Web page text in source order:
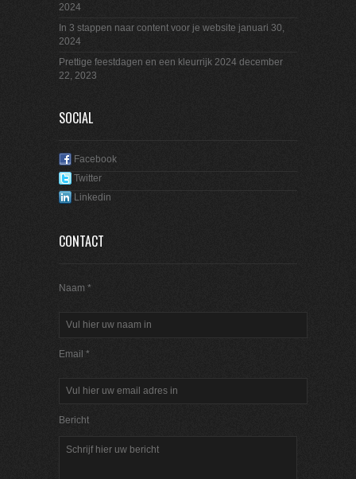
2024
In 3 stappen naar content voor je website januari 30,
2024
Prettige feestdagen en een kleurrijk 2024 december
22, 2023
SOCIAL
Facebook
Twitter
Linkedin
CONTACT
Naam *
Email *
Bericht